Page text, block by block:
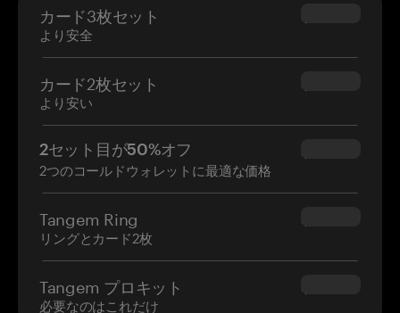
カード3枚セット
より安全
$69.90
カード2枚セット
より安い
$54.90
2セット目が50%オフ
2つのコールドウォレットに最適な価格
$34.95
Tangem Ring
リングとカード2枚
$160.00
Tangem プロキット
必要なのはこれだけ
$180.00